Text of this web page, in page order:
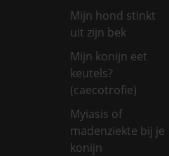
Mijn hond stinkt
uit zijn bek
Mijn konijn eet
keutels?
(caecotrofie)
Myiasis of
madenziekte bij je
konijn